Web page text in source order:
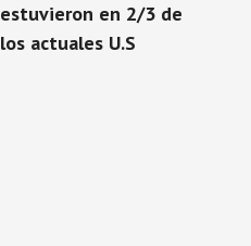
estuvieron en 2/3 de
los actuales U.S